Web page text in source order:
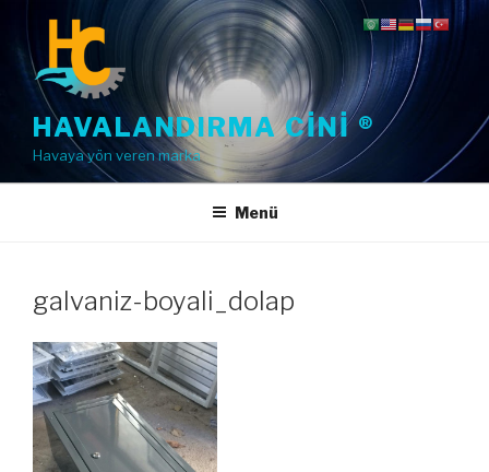
geç
HAVALANDIRMA CINI ®
Havaya yön veren marka
Menü
galvaniz-boyali_dolap